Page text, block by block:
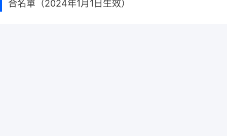
合名單（2024年1月1日生效）